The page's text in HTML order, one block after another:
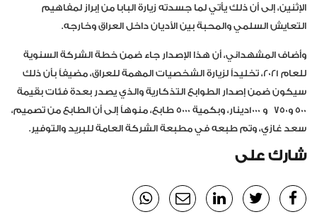
الإثنين، إلى أن ذلك يأتي لما جسدته زيارة البابا من إبراز لمفاهيم
التعايش السلمي والمحبة بين الأديان داخل العراق وخارجه.
وأضاف المشهداني، أن هذا الإصدار جاء ضمن خطة الشركة السنوية
للعام 2021، تخليداً لزيارة الشخصيات المهمة للعراق، مضيفاً بأن ذلك
سيكون ضمن إصدار الطوابع التذكارية والذي يصدر بعدة فئات بقيمة
500 و750 و 1000دينار، وبكمية 5000 طابع، منوهاً إلى أن الطابع من تصميم،
سعد غازي، وتم طبعه في مطبعة الشركة العامة للبريد والتوفير.
شارك على